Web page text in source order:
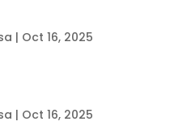
| Oct 16, 2025
| Oct 16, 2025